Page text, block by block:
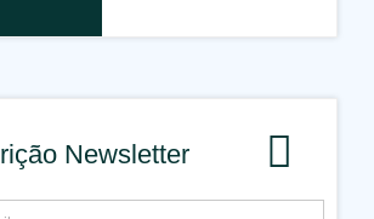
Newsletter